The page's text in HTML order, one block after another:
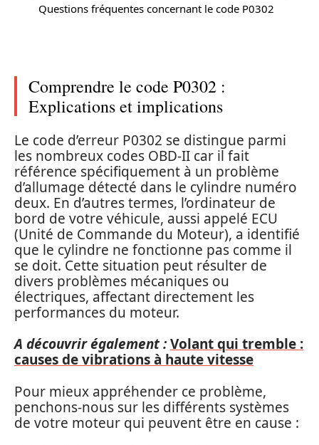
Questions fréquentes concernant le code P0302
Comprendre le code P0302 :
Explications et implications
Le code d’erreur P0302 se distingue parmi
les nombreux codes OBD-II car il fait
référence spécifiquement à un problème
d’allumage détecté dans le cylindre numéro
deux. En d’autres termes, l’ordinateur de
bord de votre véhicule, aussi appelé ECU
(Unité de Commande du Moteur), a identifié
que le cylindre ne fonctionne pas comme il
se doit. Cette situation peut résulter de
divers problèmes mécaniques ou
électriques, affectant directement les
performances du moteur.
A découvrir également :Volant qui tremble :
causes de vibrations à haute vitesse
Pour mieux appréhender ce problème,
penchons-nous sur les différents systèmes
de votre moteur qui peuvent être en cause :